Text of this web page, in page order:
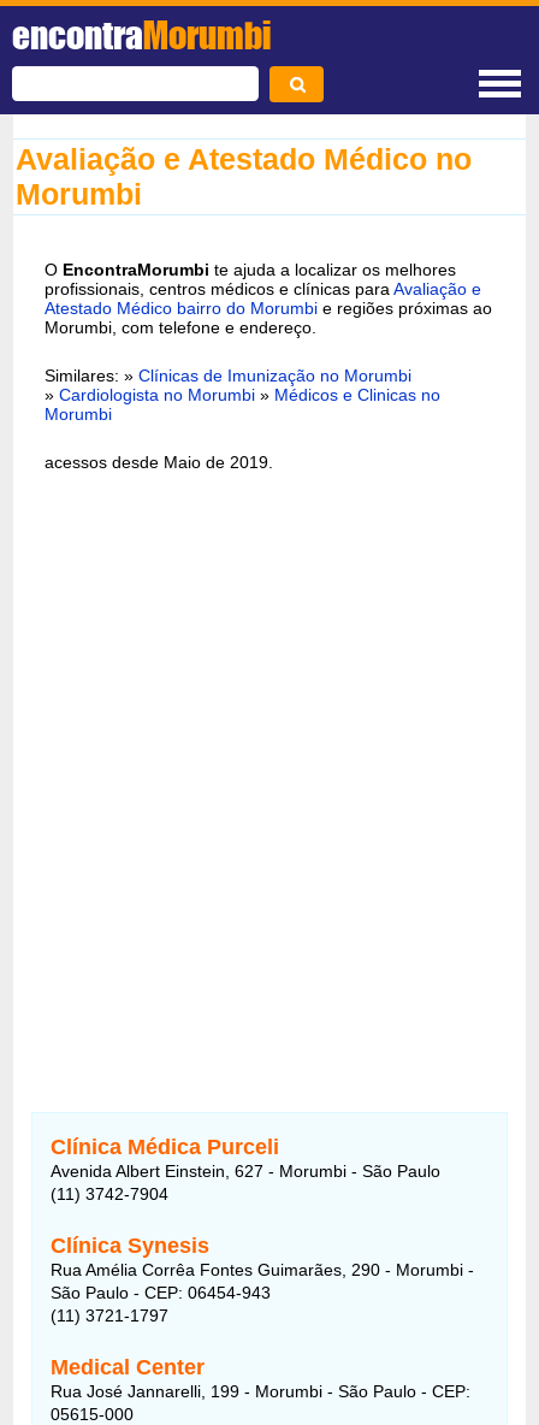
encontraMorumbi
Avaliação e Atestado Médico no
Morumbi
O EncontraMorumbi te ajuda a localizar os melhores
profissionais, centros médicos e clínicas paraAvaliação e
Atestado Médico bairro do Morumbi e regiões próximas ao
Morumbi, com telefone e endereço.
Similares: »Clínicas de Imunização no Morumbi
»Cardiologista no Morumbi » Médicos e Clinicas no
Morumbi
acessos desde Maio de 2019.
Clínica Médica Purceli
Avenida Albert Einstein, 627 - Morumbi - São Paulo
(11) 3742-7904
Clínica Synesis
Rua Amélia Corrêa Fontes Guimarães, 290 - Morumbi -
São Paulo - CEP: 06454-943
(11) 3721-1797
Medical Center
Rua José Jannarelli, 199 - Morumbi - São Paulo - CEP:
05615-000